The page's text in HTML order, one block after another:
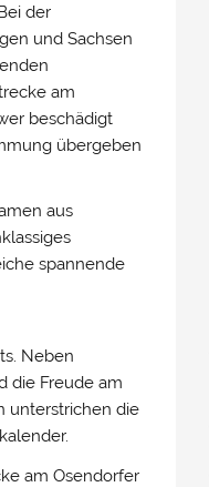
der
und Sachsen
am
beschädigt
übergeben
aus
spannende
Neben
die Freude am
unterstrichen die
am Osendorfer